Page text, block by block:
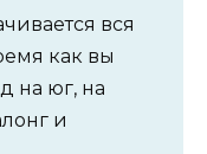
вся
как вы
на юг, на
и